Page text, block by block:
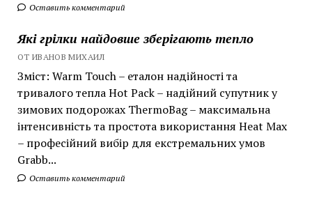
Оставить комментарий
Які грілки найдовше зберігають тепло
ОТ ИВАНОВ МИХАИЛ
Зміст: Warm Touch – еталон надійності та
тривалого тепла Hot Pack – надійний супутник у
зимових подорожах ThermoBag – максимальна
інтенсивність та простота використання Heat Max
– професійний вибір для екстремальних умов
Grabb...
Оставить комментарий